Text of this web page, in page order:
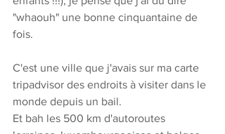
"whaouh" une bonne cinquantaine de
fois.
C'est une ville que j'avais sur ma carte
tripadvisor des endroits à visiter dans le
monde depuis un bail.
Et bah les 500 km d'autoroutes